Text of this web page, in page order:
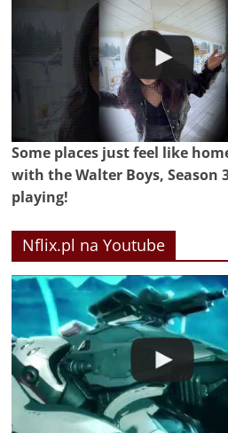
Some places just feel like
with the Walter Boys, Season
playing!
Nflix.pl na Youtube